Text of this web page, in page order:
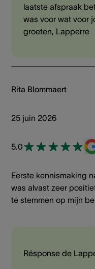
laatste afspraak
was voor wat voor
groeten, Lapperre
Rita Blommaert
25 juin 2026
5.0
Eerste kennismaking
was alvast zeer
te stemmen op mijn
Résponse de